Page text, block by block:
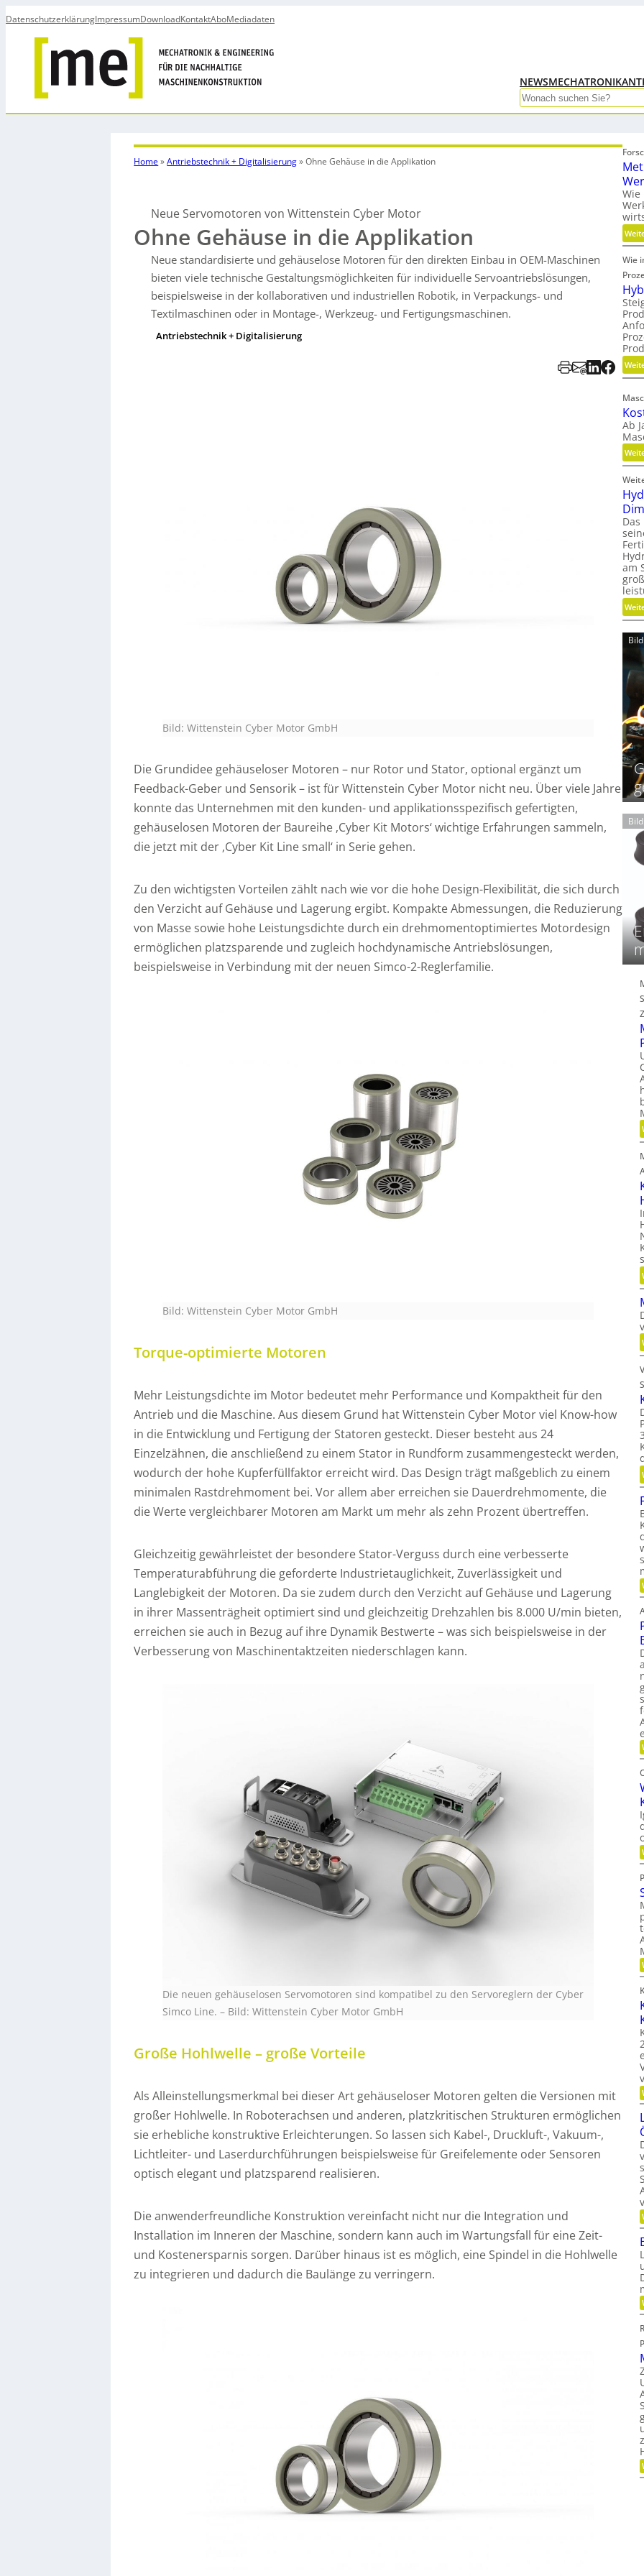
DatenschutzerklärungImpressumDownloadKontaktAboMediadaten
NEWSMECHATRONIK
Search
Home»Antriebstechnik + Digitalisierung»Ohne Gehäuse in die Applikation
Neue Servomotoren von Wittenstein Cyber Motor
Ohne Gehäuse in die Applikation
Neue standardisierte und gehäuselose Motoren für den direkten Einbau in OEM-Maschinen
bieten viele technische Gestaltungsmöglichkeiten für individuelle Servoantriebslösungen,
beispielsweise in der kollaborativen und industriellen Robotik, in Verpackungs- und
Textilmaschinen oder in Montage-, Werkzeug- und Fertigungsmaschinen.
Antriebstechnik + Digitalisierung
Bild: Wittenstein Cyber Motor GmbH
Die Grundidee gehäuseloser Motoren – nur Rotor und Stator, optional ergänzt um
Feedback-Geber und Sensorik – ist für Wittenstein Cyber Motor nicht neu. Über viele Jahre
konnte das Unternehmen mit den kunden- und applikationsspezifisch gefertigten,
gehäuselosen Motoren der Baureihe ‚Cyber Kit Motors‘ wichtige Erfahrungen sammeln,
die jetzt mit der ‚Cyber Kit Line small‘ in Serie gehen.
Zu den wichtigsten Vorteilen zählt nach wie vor die hohe Design-Flexibilität, die sich durch
den Verzicht auf Gehäuse und Lagerung ergibt. Kompakte Abmessungen, die Reduzierung
von Masse sowie hohe Leistungsdichte durch ein drehmomentoptimiertes Motordesign
ermöglichen platzsparende und zugleich hochdynamische Antriebslösungen,
beispielsweise in Verbindung mit der neuen Simco-2-Reglerfamilie.
Bild: Wittenstein Cyber Motor GmbH
Torque-optimierte Motoren
Mehr Leistungsdichte im Motor bedeutet mehr Performance und Kompaktheit für den
Antrieb und die Maschine. Aus diesem Grund hat Wittenstein Cyber Motor viel Know-how
in die Entwicklung und Fertigung der Statoren gesteckt. Dieser besteht aus 24
Einzelzähnen, die anschließend zu einem Stator in Rundform zusammengesteckt werden,
wodurch der hohe Kupferfüllfaktor erreicht wird. Das Design trägt maßgeblich zu einem
minimalen Rastdrehmoment bei. Vor allem aber erreichen sie Dauerdrehmomente, die
die Werte vergleichbarer Motoren am Markt um mehr als zehn Prozent übertreffen.
Gleichzeitig gewährleistet der besondere Stator-Verguss durch eine verbesserte
Temperaturabführung die geforderte Industrietauglichkeit, Zuverlässigkeit und
Langlebigkeit der Motoren. Da sie zudem durch den Verzicht auf Gehäuse und Lagerung
in ihrer Massenträgheit optimiert sind und gleichzeitig Drehzahlen bis 8.000 U/min bieten,
erreichen sie auch in Bezug auf ihre Dynamik Bestwerte – was sich beispielsweise in der
Verbesserung von Maschinentaktzeiten niederschlagen kann.
Die neuen gehäuselosen Servomotoren sind kompatibel zu den Servoreglern der Cyber
Simco Line. – Bild: Wittenstein Cyber Motor GmbH
Große Hohlwelle – große Vorteile
Als Alleinstellungsmerkmal bei dieser Art gehäuseloser Motoren gelten die Versionen mit
großer Hohlwelle. In Roboterachsen und anderen, platzkritischen Strukturen ermöglichen
sie erhebliche konstruktive Erleichterungen. So lassen sich Kabel-, Druckluft-, Vakuum-,
Lichtleiter- und Laserdurchführungen beispielsweise für Greifelemente oder Sensoren
optisch elegant und platzsparend realisieren.
Die anwenderfreundliche Konstruktion vereinfacht nicht nur die Integration und
Installation im Inneren der Maschine, sondern kann auch im Wartungsfall für eine Zeit-
und Kostenersparnis sorgen. Darüber hinaus ist es möglich, eine Spindel in die Hohlwelle
zu integrieren und dadurch die Baulänge zu verringern.
Wie
Wie
Ab
am